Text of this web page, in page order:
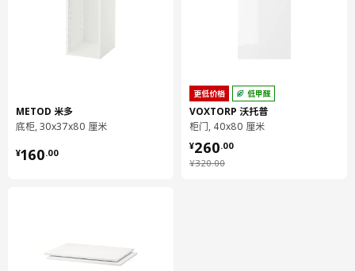
设计师理念
和锯末成为了一种资源，而不会被废弃。我们用木板制做书柜、床
METOD 米多
底柜, 30x37x80 厘米
¥160.00
¥ 160.00
更低价格 低甲醛
VOXTORP 沃托普
柜门, 40x80 厘米
¥320.00
¥ 320.00
¥260.00
¥ 260.00